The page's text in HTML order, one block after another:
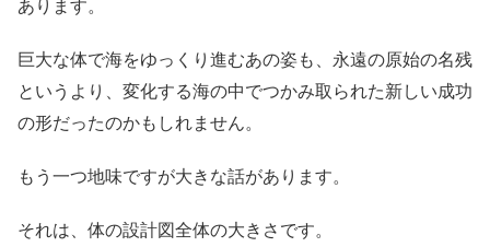
あります。
巨大な体で海をゆっくり進むあの姿も、永遠の原始の名残
というより、変化する海の中でつかみ取られた新しい成功
の形だったのかもしれません。
もう一つ地味ですが大きな話があります。
それは、体の設計図全体の大きさです。